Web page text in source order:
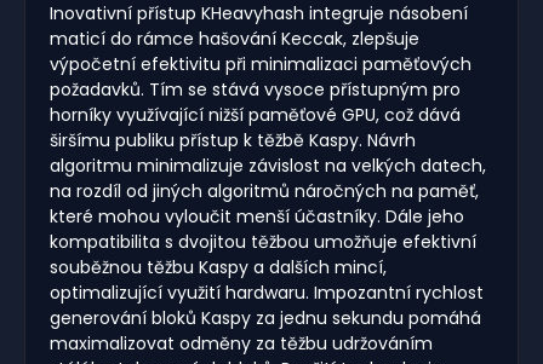
Inovativní přístup KHeavyhash integruje násobení
maticí do rámce hašování Keccak, zlepšuje
výpočetní efektivitu při minimalizaci paměťových
požadavků. Tím se stává vysoce přístupným pro
horníky využívající nižší paměťové GPU, což dává
širšímu publiku přístup k těžbě Kaspy. Návrh
algoritmu minimalizuje závislost na velkých datech,
na rozdíl od jiných algoritmů náročných na paměť,
které mohou vyloučit menší účastníky. Dále jeho
kompatibilita s dvojitou těžbou umožňuje efektivní
souběžnou těžbu Kaspy a dalších mincí,
optimalizující využití hardwaru. Impozantní rychlost
generování bloků Kaspy za jednu sekundu pomáhá
maximalizovat odměny za těžbu udržováním